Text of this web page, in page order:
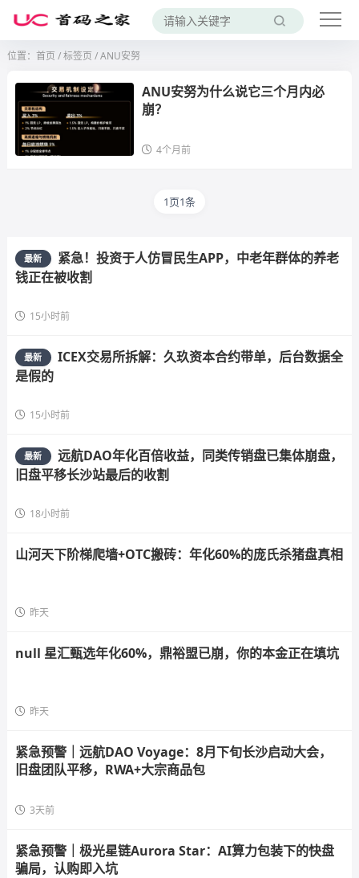
位置： 首页 /标签页 / ANU安努
ANU安努为什么说它三个月内必
崩？
4个月前
1页1条
最新
紧急！投资于人仿冒民生APP，中老年群体的养老
钱正在被收割
15小时前
最新
ICEX交易所拆解：久玖资本合约带单，后台数据全
是假的
15小时前
最新
远航DAO年化百倍收益，同类传销盘已集体崩盘，
旧盘平移长沙站最后的收割
18小时前
山河天下阶梯爬墙+OTC搬砖：年化60%的庞氏杀猪盘真相
昨天
null 星汇甄选年化60%，鼎裕盟已崩，你的本金正在填坑
昨天
紧急预警｜远航DAO Voyage：8月下旬长沙启动大会，
旧盘团队平移，RWA+大宗商品包
3天前
紧急预警｜极光星链Aurora Star：AI算力包装下的快盘
骗局，认购即入坑